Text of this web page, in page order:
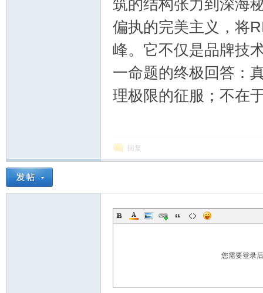
筑的结构张力到深海
偏执的完美主义，将
峰。它不仅是品牌技
一命题的终极回答：
理极限的征服；不在
回复
您需要登录